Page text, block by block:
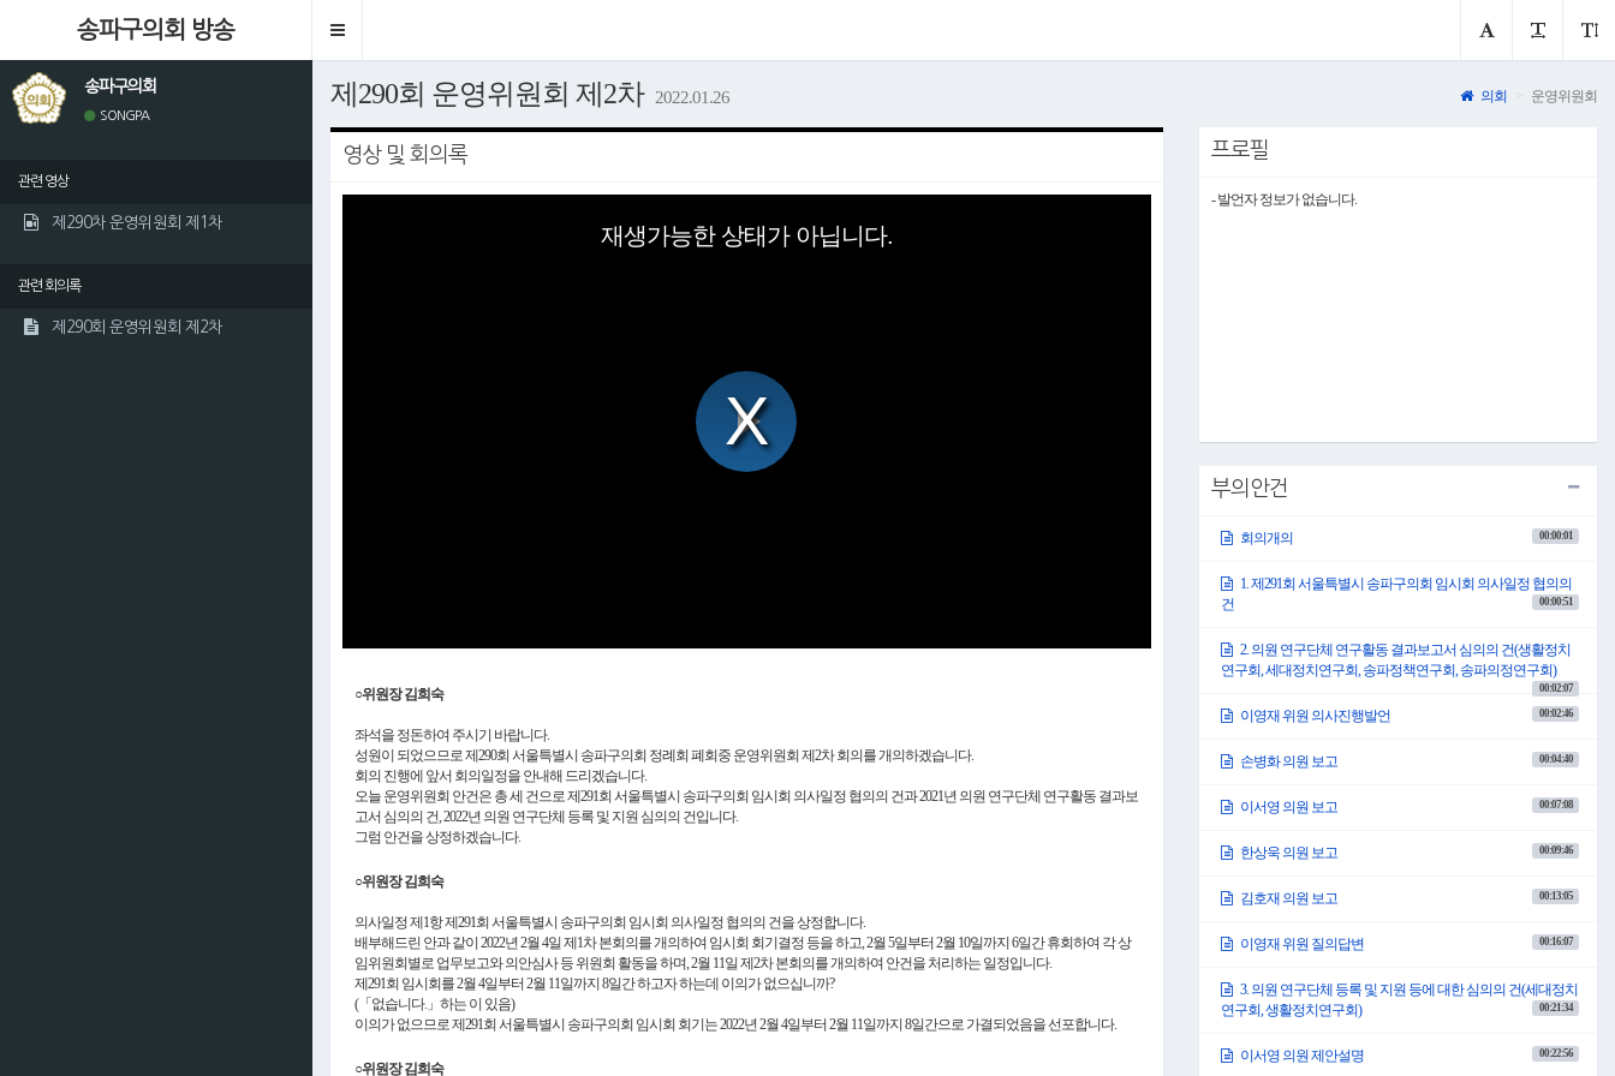
송파구의회 방송
Toggle
송파구의회
SONGPA
관련 영상
제290차 운영위원회 제1차
관련 회의록
제290회 운영위원회 제2차
제290회 운영위원회 제2차 2022.01.26 의회 운영위원회
영상 및 회의록
Play
재생가능한 상태가 아닙니다.
○위원장 김희숙
좌석을 정돈하여 주시기 바랍니다.
성원이 되었으므로 제290회 서울특별시 송파구의회 정례회 폐회중 운영위원회 제2차 회의를 개의하겠습니다.
회의 진행에 앞서 회의일정을 안내해 드리겠습니다.
오늘 운영위원회 안건은 총 세 건으로 제291회 서울특별시 송파구의회 임시회 의사일정 협의의 건과 2021년 의원 연구단체 연구활동 결과보
고서 심의의 건, 2022년 의원 연구단체 등록 및 지원 심의의 건입니다.
그럼 안건을 상정하겠습니다.
○위원장 김희숙
의사일정 제1항 제291회 서울특별시 송파구의회 임시회 의사일정 협의의 건을 상정합니다.
배부해드린 안과 같이 2022년 2월 4일 제1차 본회의를 개의하여 임시회 회기결정 등을 하고, 2월 5일부터 2월 10일까지 6일간 휴회하여 각 상
임위원회별로 업무보고와 의안심사 등 위원회 활동을 하며, 2월 11일 제2차 본회의를 개의하여 안건을 처리하는 일정입니다.
제291회 임시회를 2월 4일부터 2월 11일까지 8일간 하고자 하는데 이의가 없으십니까?
(「없습니다.」하는 이 있음)
이의가 없으므로 제291회 서울특별시 송파구의회 임시회 회기는 2022년 2월 4일부터 2월 11일까지 8일간으로 가결되었음을 선포합니다.
○위원장 김희숙
프로필
- 발언자 정보가 없습니다.
부의안건
회의개의 00:00:01
1. 제291회 서울특별시 송파구의회 임시회 의사일정 협의의
건
00:00:51
2. 의원 연구단체 연구활동 결과보고서 심의의 건(생활정치
연구회, 세대정치연구회, 송파정책연구회, 송파의정연구회)
00:02:07
이영재 위원 의사진행발언 00:02:46
손병화 의원 보고 00:04:40
이서영 의원 보고 00:07:08
한상욱 의원 보고 00:09:46
김호재 의원 보고 00:13:05
이영재 위원 질의답변 00:16:07
3. 의원 연구단체 등록 및 지원 등에 대한 심의의 건(세대정치
연구회, 생활정치연구회)
00:21:34
이서영 의원 제안설명 00:22:56